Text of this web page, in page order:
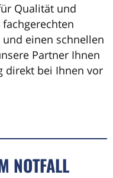
Qualität und
einen schnellen
Partner Ihnen
direkt bei Ihnen vor
NOTFALL